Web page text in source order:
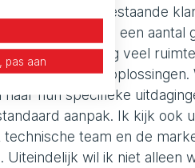
relaties met bestaande
Er zijn direct al een
ook dat er nog veel
met onze IT-
hun specifieke
aanpak. Ik kijk ook
team en de
wil ik niet alleen
pas aan